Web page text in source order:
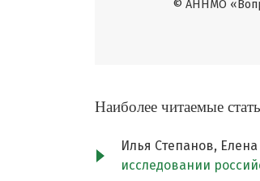
© АННМО
Наиболее читаемые
Илья Степанов,
исследовании